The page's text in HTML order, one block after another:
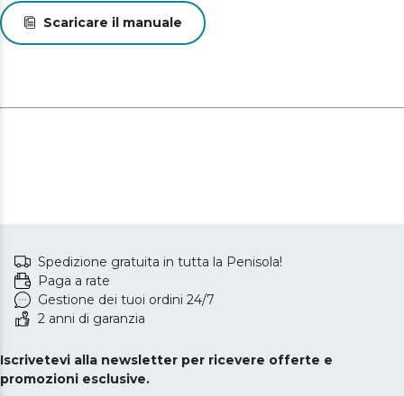
Scaricare il manuale
Spedizione gratuita in tutta la Penisola!
Paga a rate
Gestione dei tuoi ordini 24/7
2 anni di garanzia
Iscrivetevi alla newsletter per ricevere offerte e
promozioni esclusive.